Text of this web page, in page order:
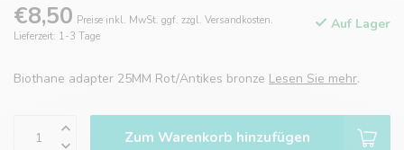
€8,50 Preise inkl. MwSt. ggf. zzgl. Versandkosten.
Lieferzeit: 1-3 Tage
Auf Lager
Biothane adapter 25MM Rot/Antikes bronze Lesen Sie mehr.
Zum Warenkorb hinzufügen